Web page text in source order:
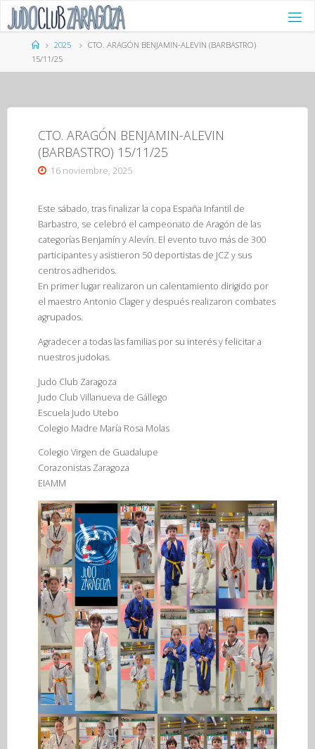
Saltar
contenidoPágina
de
Inicio
2025
CTO. ARAGÓN BENJAMIN-ALEVIN (BARBASTRO)
15/11/25
CTO. ARAGÓN BENJAMIN-ALEVIN
(BARBASTRO) 15/11/25
16 noviembre, 2025
Este sábado, tras finalizar la copa España Infantil de
Barbastro, se celebró el campeonato de Aragón de las
categorías Benjamín y Alevín. El evento tuvo más de 300
participantes y asistieron 50 deportistas de JCZ y sus
centros adheridos.
En primer lugar realizaron un calentamiento dirigido por
el maestro Antonio Clager y después realizaron combates
agrupados.
Agradecer a todas las familias por su interés y felicitar a
nuestros judokas.
Judo Club Zaragoza
Judo Club Villanueva de Gállego
Escuela Judo Utebo
Colegio Madre María Rosa Molas
Colegio Virgen de Guadalupe
Corazonistas Zaragoza
EIAMM